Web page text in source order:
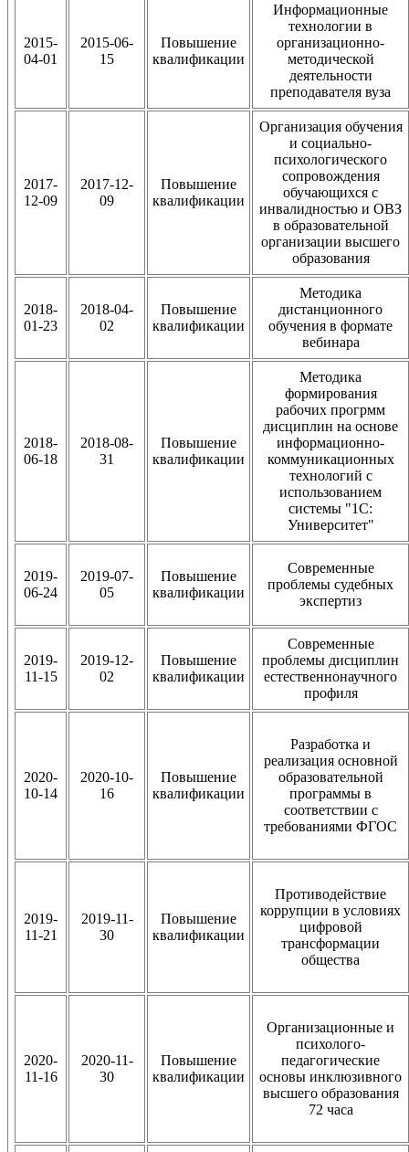
2015-
04-01
2015-06-
15
Повышение
квалификации
Информационные
технологии в
организационно-
методической
деятельности
преподавателя вуза
2017-
12-09
2017-12-
09
Повышение
квалификации
Организация обучения
и социально-
психологического
сопровождения
обучающихся с
инвалидностью и ОВЗ
в образовательной
организации высшего
образования
2018-
01-23
2018-04-
02
Повышение
квалификации
Методика
дистанционного
обучения в формате
вебинара
2018-
06-18
2018-08-
31
Повышение
квалификации
Методика
формирования
рабочих прогрмм
дисциплин на основе
информационно-
коммуникационных
технологий с
использованием
системы "1С:
Университет"
2019-
06-24
2019-07-
05
Повышение
квалификации
Современные
проблемы судебных
экспертиз
2019-
11-15
2019-12-
02
Повышение
квалификации
Современные
проблемы дисциплин
естественнонаучного
профиля
2020-
10-14
2020-10-
16
Повышение
квалификации
Разработка и
реализация основной
образовательной
программы в
соответствии с
требованиями ФГОС
2019-
11-21
2019-11-
30
Повышение
квалификации
Противодействие
коррупции в условиях
цифровой
трансформации
общества
2020-
11-16
2020-11-
30
Повышение
квалификации
Организационные и
психолого-
педагогические
основы инклюзивного
высшего образования
72 часа